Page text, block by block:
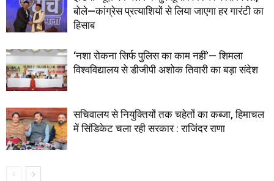
बोले—कांग्रेस प्रत्याशियों से लिया जाएगा हर गारंटी का
हिसाब
‘नशा रोकना सिर्फ पुलिस का काम नहीं’— शिमला
विश्वविद्यालय से डीजीपी अशोक तिवारी का बड़ा संदेश
सचिवालय से नियुक्तियों तक चहेतों का कब्जा, हिमाचल
में सिंडिकेट चला रही सरकार : राजिंदर राणा